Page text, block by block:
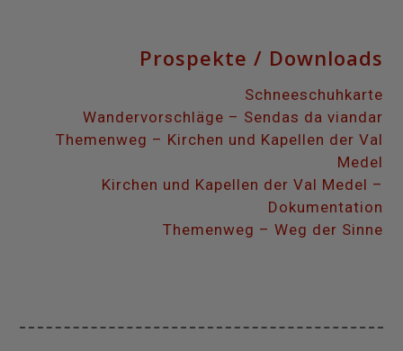
Prospekte / Downloads
Schneeschuhkarte
Wandervorschläge – Sendas da viandar
Themenweg – Kirchen und Kapellen der Val
Medel
Kirchen und Kapellen der Val Medel –
Dokumentation
Themenweg – Weg der Sinne